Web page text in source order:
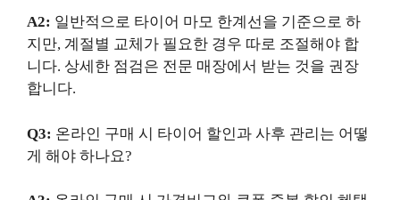
A2: 일반적으로 타이어 마모 한계선을 기준으로 하
지만, 계절별 교체가 필요한 경우 따로 조절해야 합
니다. 상세한 점검은 전문 매장에서 받는 것을 권장
합니다.
Q3: 온라인 구매 시 타이어 할인과 사후 관리는 어떻
게 해야 하나요?